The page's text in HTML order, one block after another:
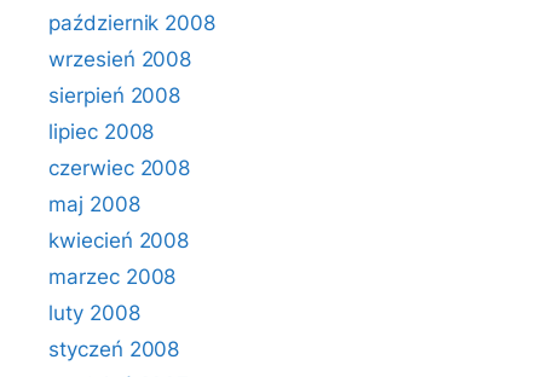
październik 2008
wrzesień 2008
sierpień 2008
lipiec 2008
czerwiec 2008
maj 2008
kwiecień 2008
marzec 2008
luty 2008
styczeń 2008